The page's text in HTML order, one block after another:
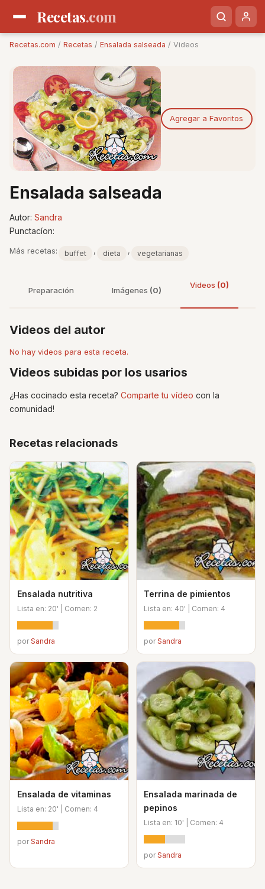
Recetas.com
Recetas.com / Recetas / Ensalada salseada / Videos
Agregar a Favoritos
Ensalada salseada
Autor: Sandra
Punctacíon:
Más recetas: buffet , dieta , vegetarianas
Preparación Imágenes (0)
Videos (0)
Videos del autor
No hay videos para esta receta.
Videos subidas por los usarios
¿Has cocinado esta receta? Comparte tu vídeo con la
comunidad!
Recetas relacionads
Ensalada nutritiva
Lista en: 20' | Comen: 2
porSandra
Terrina de pimientos
Lista en: 40' | Comen: 4
porSandra
Ensalada de vitaminas
Lista en: 20' | Comen: 4
porSandra
Ensalada marinada de
pepinos
Lista en: 10' | Comen: 4
porSandra